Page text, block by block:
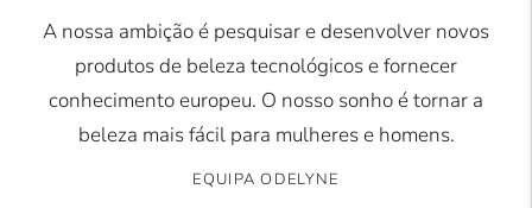
A nossa ambição é pesquisar e desenvolver novos
produtos de beleza tecnológicos e fornecer
conhecimento europeu. O nosso sonho é tornar a
beleza mais fácil para mulheres e homens.
EQUIPA ODELYNE